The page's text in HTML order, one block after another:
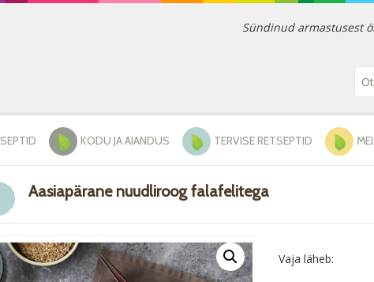
Sündinud armastusest
KODU JA AIANDUS TERVISE RETSEPTID
Aasiapärane nuudliroog falafelitega
Vaja läheb: